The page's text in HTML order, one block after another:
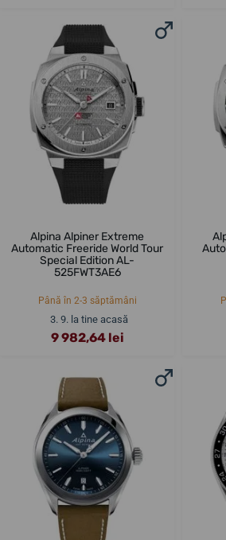
Alpina Alpiner Extreme
Automatic Freeride World Tour
Special Edition AL-
525FWT3AE6
Până în 2-3 săptămâni
3. 9. la tine acasă
9 982,64 lei